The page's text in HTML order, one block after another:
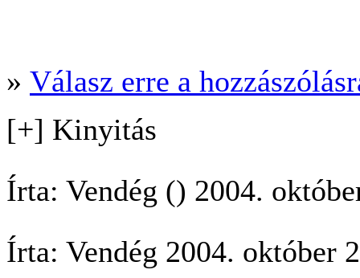
» Válasz erre a
[+] Kinyitás
Írta: Vendég () 2004.
Írta: Vendég 2004. október